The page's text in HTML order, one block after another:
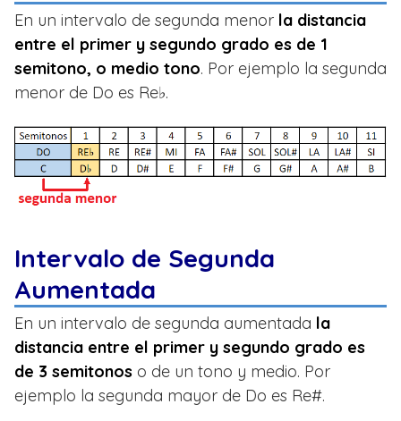
En un intervalo de segunda menor la distancia
entre el primer y segundo grado es de 1
semitono, o medio tono. Por ejemplo la segunda
menor de Do es Re♭.
Intervalo de Segunda
Aumentada
En un intervalo de segunda aumentada la
distancia entre el primer y segundo grado es
de 3 semitonos o de un tono y medio. Por
ejemplo la segunda mayor de Do es Re#.